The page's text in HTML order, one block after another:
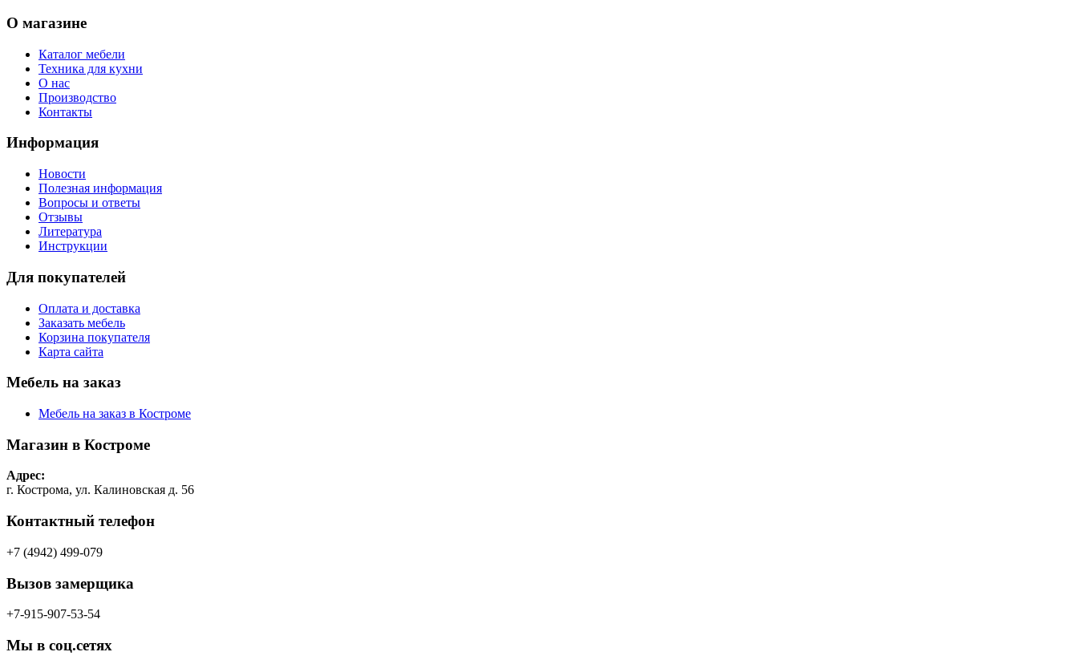
О магазине
Каталог мебели
Техника для кухни
О нас
Производство
Контакты
Информация
Новости
Полезная информация
Вопросы и ответы
Отзывы
Литература
Инструкции
Для покупателей
Оплата и доставка
Заказать мебель
Корзина покупателя
Карта сайта
Мебель на заказ
Мебель на заказ в Костроме
Магазин в Костроме
Адрес:
г. Кострома, ул. Калиновская д. 56
Контактный телефон
+7 (4942) 499-079
Вызов замерщика
+7-915-907-53-54
Мы в соц.сетях